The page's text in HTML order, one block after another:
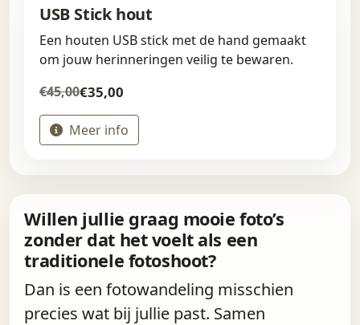
USB Stick hout
Een houten USB stick met de hand gemaakt
om jouw herinneringen veilig te bewaren.
€45,00€35,00
Meer info
Willen jullie graag mooie foto’s
zonder dat het voelt als een
traditionele fotoshoot?
Dan is een fotowandeling misschien
precies wat bij jullie past. Samen